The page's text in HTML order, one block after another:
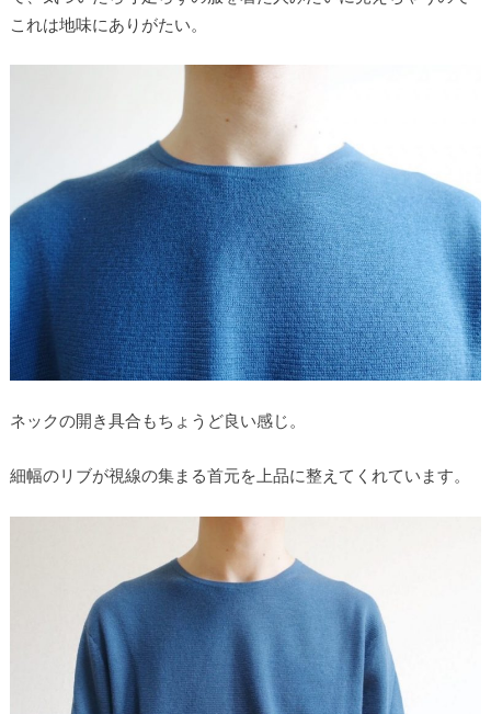
これは地味にありがたい。
ネックの開き具合もちょうど良い感じ。
細幅のリブが視線の集まる首元を上品に整えてくれています。